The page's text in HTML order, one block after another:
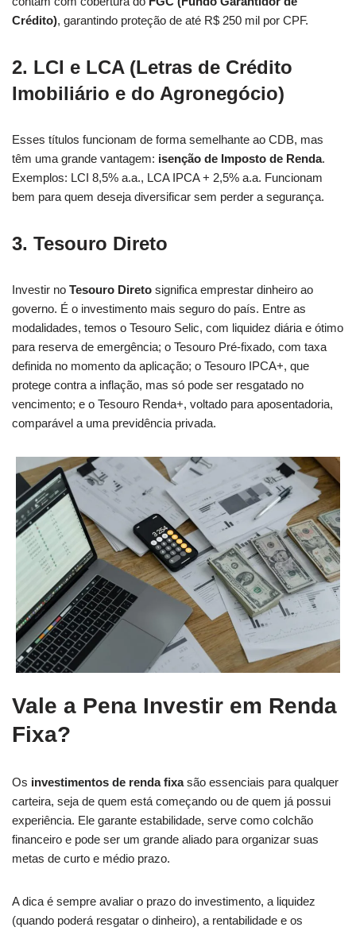
Crédito), garantindo proteção de até R$ 250 mil por CPF.
2. LCI e LCA (Letras de Crédito
Imobiliário e do Agronegócio)
Esses títulos funcionam de forma semelhante ao CDB, mas
têm uma grande vantagem: isenção de Imposto de Renda.
Exemplos: LCI 8,5% a.a., LCA IPCA + 2,5% a.a. Funcionam
bem para quem deseja diversificar sem perder a segurança.
3. Tesouro Direto
Investir no Tesouro Direto significa emprestar dinheiro ao
governo. É o investimento mais seguro do país. Entre as
modalidades, temos o Tesouro Selic, com liquidez diária e ótimo
para reserva de emergência; o Tesouro Pré-fixado, com taxa
definida no momento da aplicação; o Tesouro IPCA+, que
protege contra a inflação, mas só pode ser resgatado no
vencimento; e o Tesouro Renda+, voltado para aposentadoria,
comparável a uma previdência privada.
Vale a Pena Investir em Renda
Fixa?
Os investimentos de renda fixasão essenciais para qualquer
carteira, seja de quem está começando ou de quem já possui
experiência. Ele garante estabilidade, serve como colchão
financeiro e pode ser um grande aliado para organizar suas
metas de curto e médio prazo.
A dica é sempre avaliar o prazo do investimento, a liquidez
(quando poderá resgatar o dinheiro), a rentabilidade e os